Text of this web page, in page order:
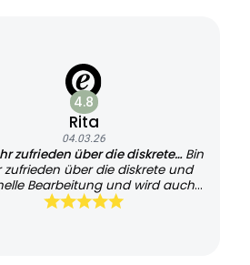
4.8
Rita
04.03.26
zufrieden über die diskrete… Bin
zufrieden über die diskrete und
Bearbeitung und wird auch
schnell geliefert, kann es jedem